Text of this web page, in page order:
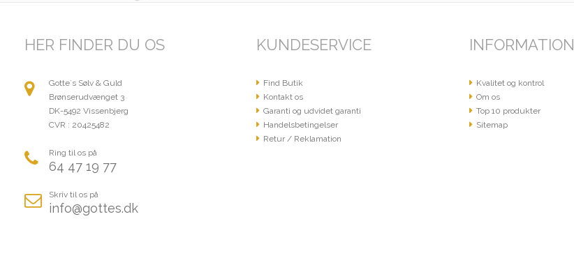
HER FINDER DU OS
Gotte´s Sølv & Guld
Brønserudvænget 3
DK-5492 Vissenbjerg
CVR : 20425482
Ring til os på
64 47 19 77
Skriv til os på
info@gottes.dk
KUNDESERVICE
Find Butik
Kontakt os
Garanti og udvidet garanti
Handelsbetingelser
Retur / Reklamation
INFORMATION
Kvalitet og kontrol
Om os
Top 10 produkter
Sitemap